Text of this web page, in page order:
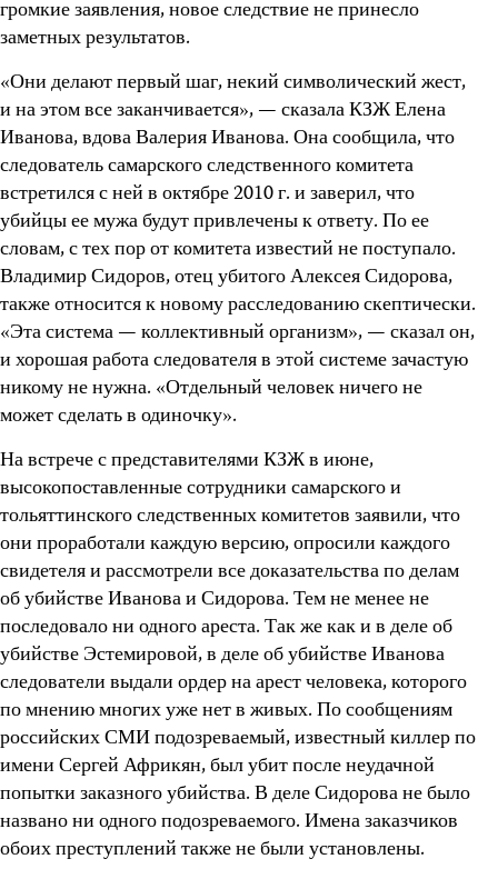
громкие заявления, новое следствие не принесло
заметных результатов.
«Они делают первый шаг, некий символический жест,
и на этом все заканчивается», — сказала КЗЖ Елена
Иванова, вдова Валерия Иванова. Она сообщила, что
следователь самарского следственного комитета
встретился с ней в октябре 2010 г. и заверил, что
убийцы ее мужа будут привлечены к ответу. По ее
словам, с тех пор от комитета известий не поступало.
Владимир Сидоров, отец убитого Алексея Сидорова,
также относится к новому расследованию скептически.
«Эта система — коллективный организм», — сказал он,
и хорошая работа следователя в этой системе зачастую
никому не нужна. «Отдельный человек ничего не
может сделать в одиночку».
На встрече с представителями КЗЖ в июне,
высокопоставленные сотрудники самарского и
тольяттинского следственных комитетов заявили, что
они проработали каждую версию, опросили каждого
свидетеля и рассмотрели все доказательства по делам
об убийстве Иванова и Сидорова. Тем не менее не
последовало ни одного ареста. Так же как и в деле об
убийстве Эстемировой, в деле об убийстве Иванова
следователи выдали ордер на арест человека, которого
по мнению многих уже нет в живых. По сообщениям
российских СМИ подозреваемый, известный киллер по
имени Сергей Африкян, был убит после неудачной
попытки заказного убийства. В деле Сидорова не было
названо ни одного подозреваемого. Имена заказчиков
обоих преступлений также не были установлены.